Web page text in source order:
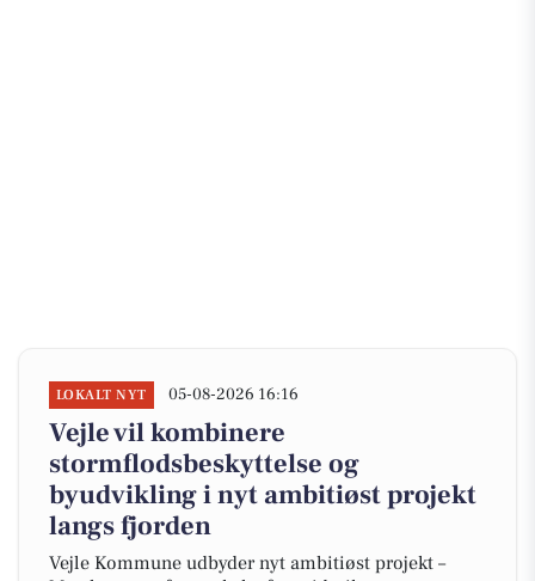
LOKALT NYT 05-08-2026 16:16
Vejle vil kombinere
stormflodsbeskyttelse og
byudvikling i nyt ambitiøst projekt
langs fjorden
Vejle Kommune udbyder nyt ambitiøst projekt –